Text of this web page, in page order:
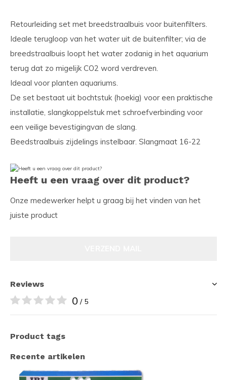
Retourleiding set met breedstraalbuis voor buitenfilters.
Ideale terugloop van het water uit de buitenfilter; via de
breedstraalbuis loopt het water zodanig in het aquarium
terug dat zo migelijk CO2 word verdreven.
Ideaal voor planten aquariums.
De set bestaat uit bochtstuk (hoekig) voor een praktische
installatie, slangkoppelstuk met schroefverbinding voor
een veilige bevestigingvan de slang.
Beedstraalbuis zijdelings instelbaar. Slangmaat 16-22
Heeft u een vraag over dit product?
Onze medewerker helpt u graag bij het vinden van het
juiste product
Reviews
0 / 5
Product tags
Recente artikelen